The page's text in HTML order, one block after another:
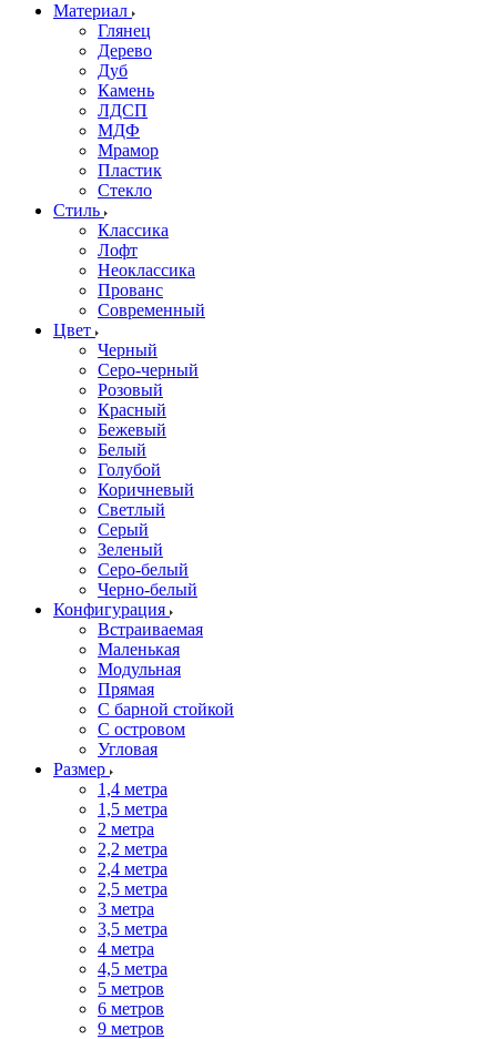
Материал
Глянец
Дерево
Дуб
Камень
ЛДСП
МДФ
Мрамор
Пластик
Стекло
Стиль
Классика
Лофт
Неоклассика
Прованс
Современный
Цвет
Черный
Серо-черный
Розовый
Красный
Бежевый
Белый
Голубой
Коричневый
Светлый
Серый
Зеленый
Серо-белый
Черно-белый
Конфигурация
Встраиваемая
Маленькая
Модульная
Прямая
С барной стойкой
С островом
Угловая
Размер
1,4 метра
1,5 метра
2 метра
2,2 метра
2,4 метра
2,5 метра
3 метра
3,5 метра
4 метра
4,5 метра
5 метров
6 метров
9 метров